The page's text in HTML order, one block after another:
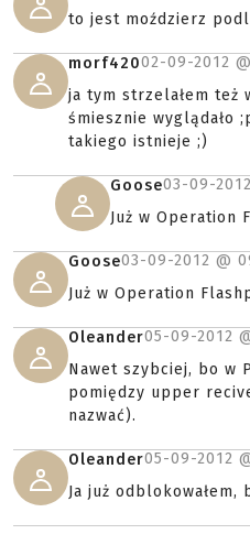
to jest moździerz
morf42002-09-2012 @
ja tym strzelałem też
śmiesznie wyglądało
takiego istnieje ;)
Goose03-09-
Już w Operation
Goose03-09-2012 @
Już w Operation
Oleander05-09-2012
Nawet szybciej, bo w
pomiędzy upper
nazwać).
Oleander05-09-2012
Ja już odblokowałem,